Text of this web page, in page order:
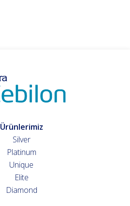
Ürünlerimiz
Silver
Platinum
Unique
Elite
Diamond